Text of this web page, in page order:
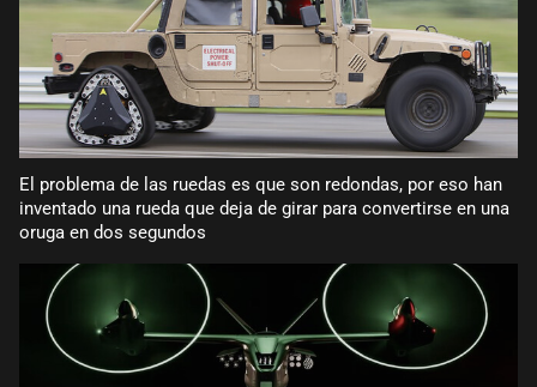
El problema de las ruedas es que son redondas, por eso han
inventado una rueda que deja de girar para convertirse en una
oruga en dos segundos